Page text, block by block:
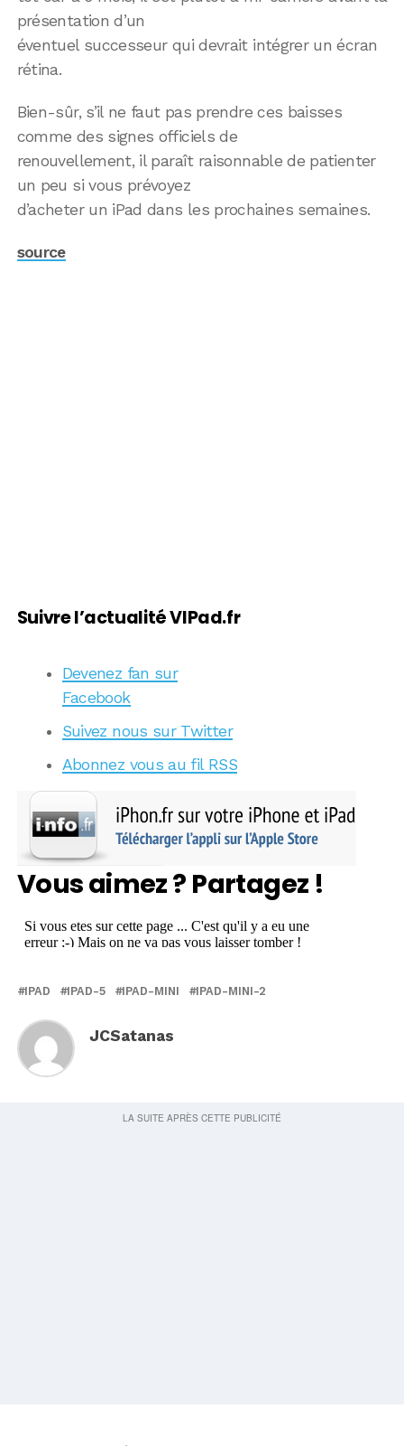
présentation d’un
éventuel successeur qui devrait intégrer un écran
rétina.
Bien-sûr, s’il ne faut pas prendre ces baisses
comme des signes officiels de
renouvellement, il paraît raisonnable de patienter
un peu si vous prévoyez
d’acheter un iPad dans les prochaines semaines.
source
Suivre l’actualité VIPad.fr
Devenez fan sur
Facebook
Suivez nous sur Twitter
Abonnez vous au fil RSS
Vous aimez ? Partagez !
IPAD IPAD-5 IPAD-MINI IPAD-MINI-2
JCSatanas